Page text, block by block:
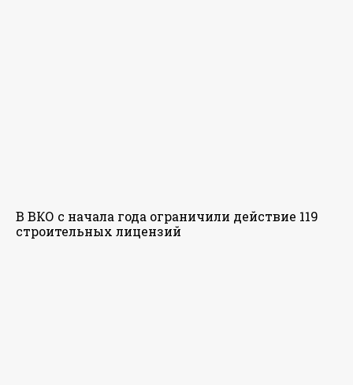
В ВКО с начала года ограничили действие 119
строительных лицензий